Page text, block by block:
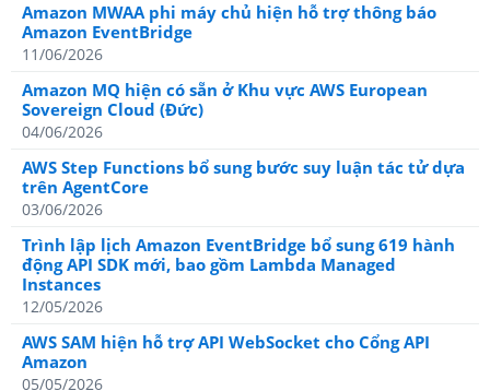
Amazon MWAA phi máy chủ hiện hỗ trợ thông báo
Amazon EventBridge
11/06/2026
Amazon MQ hiện có sẵn ở Khu vực AWS European
Sovereign Cloud (Đức)
04/06/2026
AWS Step Functions bổ sung bước suy luận tác tử dựa
trên AgentCore
03/06/2026
Trình lập lịch Amazon EventBridge bổ sung 619 hành
động API SDK mới, bao gồm Lambda Managed
Instances
12/05/2026
AWS SAM hiện hỗ trợ API WebSocket cho Cổng API
Amazon
05/05/2026